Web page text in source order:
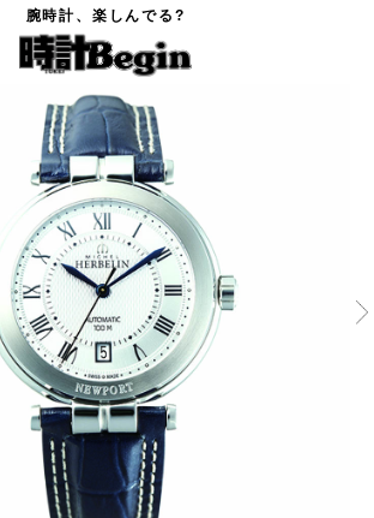
腕時計、楽しんでる?
ニューポートヨットクラブ オートマティック